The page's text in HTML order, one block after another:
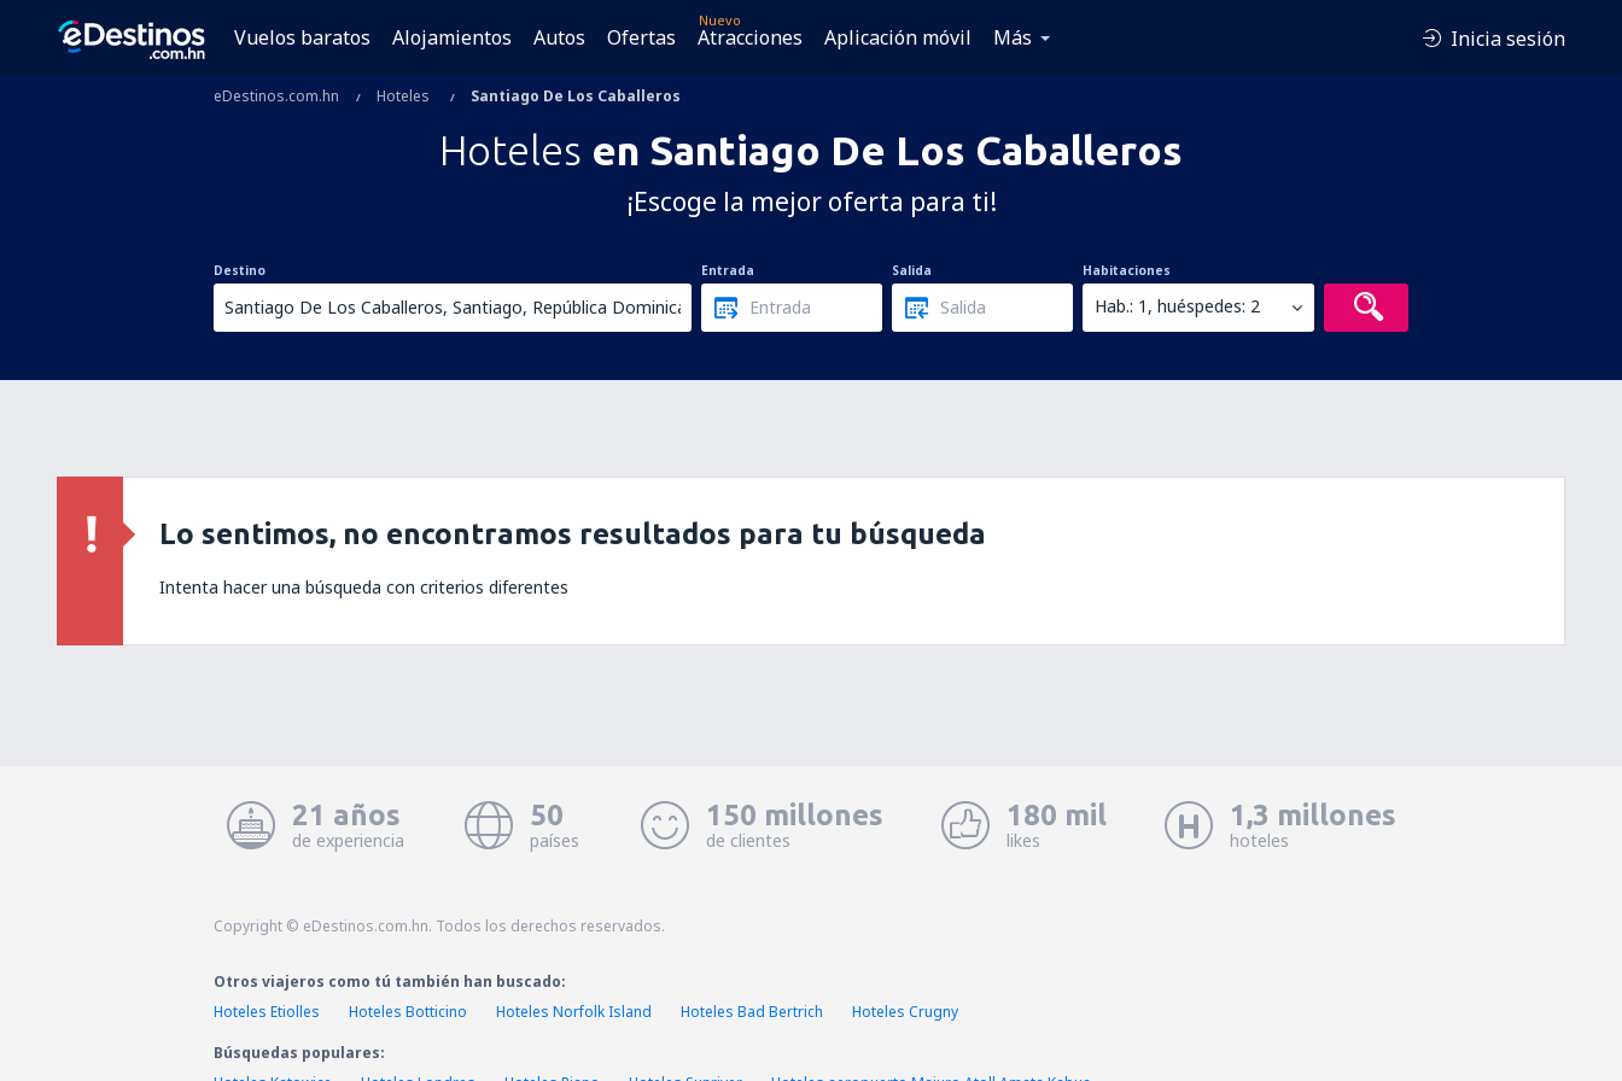
Vuelos baratos Alojamientos Autos Ofertas
Nuevo
Atracciones Aplicación móvil Más Inicia sesión
eDestinos.com.hn Hoteles Santiago De Los Caballeros
Hoteles en Santiago De Los Caballeros
¡Escoge la mejor oferta para ti!
Destino Entrada Salida Habitaciones
Hab.: 1, huéspedes: 2
Lo sentimos, no encontramos resultados para tu búsqueda
Intenta hacer una búsqueda con criterios diferentes
21 años
de experiencia
50
países
150 millones
de clientes
180 mil
likes
1,3 millones
hoteles
Copyright © eDestinos.com.hn. Todos los derechos reservados.
Otros viajeros como tú también han buscado:
Hoteles Etiolles
Hoteles Botticino Hoteles Norfolk Island Hoteles Bad Bertrich
Hoteles Crugny
Búsquedas populares: